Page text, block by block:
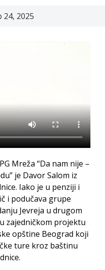
24, 2025
Mreža “Da nam nije –
je Davor Salom iz
Iako je u penziji i
i podučava grupe
Jevreja u drugom
zajedničkom projektu
opštine Beograd koji
ture kroz baštinu